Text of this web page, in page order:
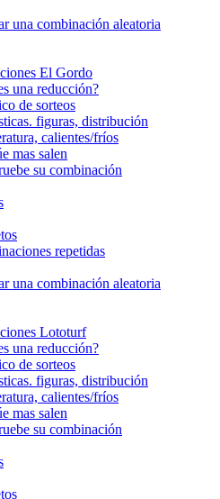
una combinación aleatoria
El Gordo
una reducción?
de sorteos
figuras, distribución
calientes/fríos
mas salen
su combinación
repetidas
una combinación aleatoria
Lototurf
una reducción?
de sorteos
figuras, distribución
calientes/fríos
mas salen
su combinación